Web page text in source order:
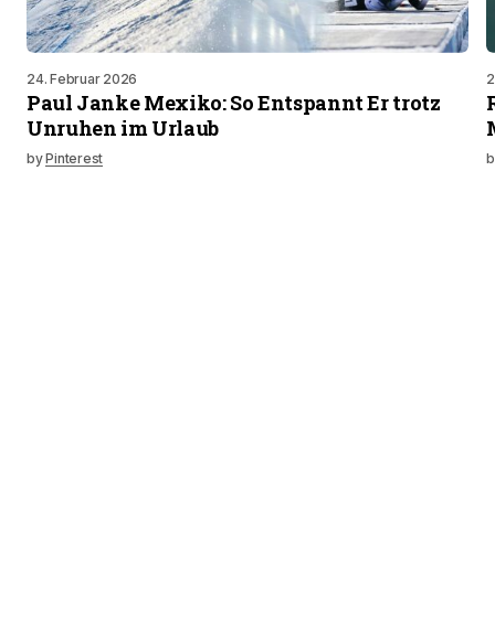
24. Februar 2026
Paul Janke Mexiko: So Entspannt Er trotz
Unruhen im Urlaub
byPinterest